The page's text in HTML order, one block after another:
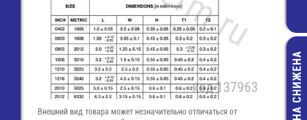
ЦЕНА СНИЖЕНА
Внешний вид товара может незначительно отличаться от